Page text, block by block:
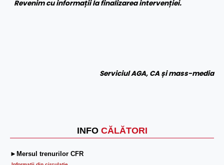
INFO CĂLĂTORI
►Mersul trenurilor CFR
Revenim cu informații la finalizarea intervenției.
Serviciul AGA, CA și mass-media